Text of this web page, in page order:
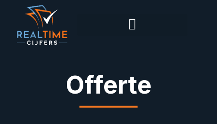
Offerte